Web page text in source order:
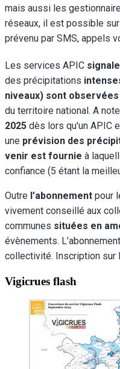
mais aussi les
réseaux, il est possible sur
prévenu par SMS, appels
Les services APIC
des précipitations
niveaux) sont observées
du territoire national. A
2025 dès lors qu'un APIC
une prévision des
venir est fournie à
confiance (5 étant la
Outre l’abonnement pour
vivement conseillé aux
communes situées en
évènements.
collectivité. Inscription sur
Vigicrues flash